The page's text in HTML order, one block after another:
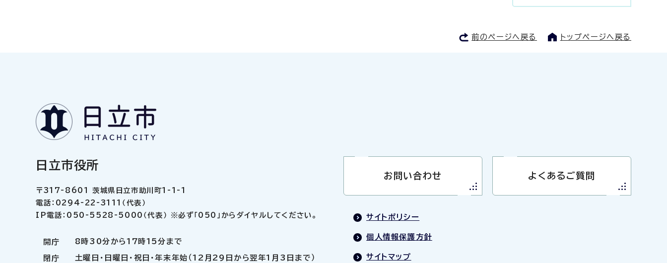
前のページへ戻る トップページへ戻る
日立市役所
〒317-8601 茨城県日立市助川町1-1-1
電話：0294-22-3111（代表）
IP電話：050-5528-5000（代表） ※必ず「050」からダイヤルしてください。
開庁 8時30分から17時15分まで
閉庁 土曜日・日曜日・祝日・年末年始（12月29日から翌年1月3日まで）
お問い合わせ よくあるご質問
サイトポリシー
個人情報保護方針
サイトマップ